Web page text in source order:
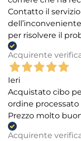
Contatto il
per risolvere il
Acquirente
Ieri
Acquistato cibo
ordine
Prezzo molto
Acquirente